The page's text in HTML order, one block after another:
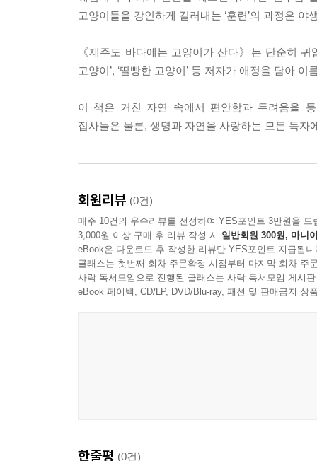
고양이들을 강인하게 길러내는 ‘훈련’의 과정은
《제주도 바다에는 고양이가 산다》는 단순히 귀
고양이’, ‘띨빵한 고양이’ 등 저자가 애정을 담아
이 책은 거친 자연 속에서 편안함과 두려움을
집사들은 물론, 생명과 자연을 사랑하는 모든 독
회원리뷰 (0건)
매주 10건의 우수리뷰를 선정하여 YES포인트 3만원을 드
3,000원 이상 구매 후 리뷰 작성 시 일반회원 300원, 마니
eBook은 다운로드 후 작성한 리뷰만 YES포인트 지급됩니
클래스는 첫번째 회차 주문확정 시점부터 마지막 회차 주
사락 독서모임으로 진행된 클래스는 사락 독서모임 게시
eBook 페이백, CD/LP, DVD/Blu-ray, 패션 및 판매금지 상
한줄평 (0건)